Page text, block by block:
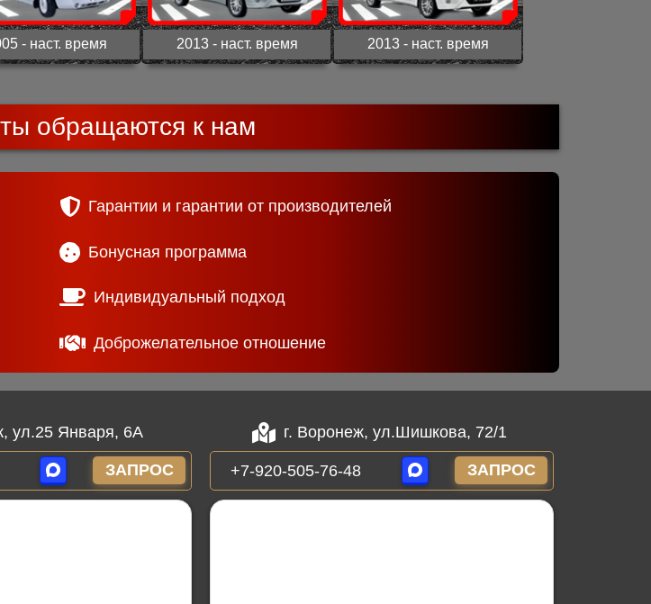
- наст. время 2013 - наст. время 2013 - наст. время
обращаются к нам
Гарантии и гарантии от производителей
Бонусная программа
Индивидуальный подход
Доброжелательное отношение
ул.25 Января, 6А
ЗАПРОС
г. Воронеж, ул.Шишкова, 72/1
+7-920-505-76-48 ЗАПРОС